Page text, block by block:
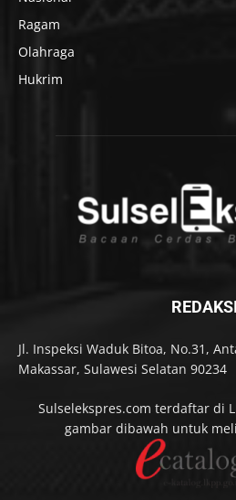
Ragam
Olahraga
Hukrim
REDAKSI
Jl. Inspeksi Waduk Bitoa, No.31,
Makassar, Sulawesi Selatan 90234
Sulselekspres.com terdaftar di
gambar dibawah untuk